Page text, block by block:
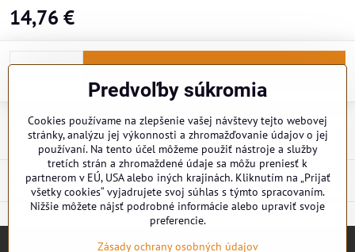
14,76 €
Do košíka
Doručenia
Popis
Predvoľby súkromia
Cookies používame na zlepšenie vašej návštevy tejto webovej
stránky, analýzu jej výkonnosti a zhromažďovanie údajov o jej
používaní. Na tento účel môžeme použiť nástroje a služby
tretích strán a zhromaždené údaje sa môžu preniesť k
partnerom v EÚ, USA alebo iných krajinách. Kliknutím na „Prijať
všetky cookies“ vyjadrujete svoj súhlas s týmto spracovaním.
Nižšie môžete nájsť podrobné informácie alebo upraviť svoje
preferencie.
Zásady ochrany osobných údajov